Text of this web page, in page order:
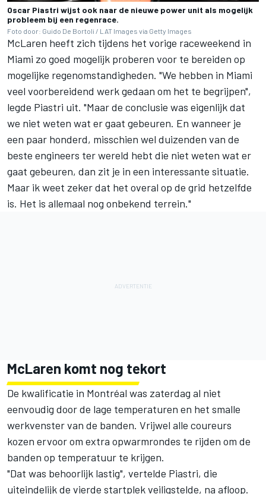
Oscar Piastri wijst ook naar de nieuwe power unit als mogelijk
probleem bij een regenrace.
Foto door: Guido De Bortoli / LAT Images via Getty Images
McLaren heeft zich tijdens het vorige raceweekend in
Miami zo goed mogelijk proberen voor te bereiden op
mogelijke regenomstandigheden. "We hebben in Miami
veel voorbereidend werk gedaan om het te begrijpen",
legde Piastri uit. "Maar de conclusie was eigenlijk dat
we niet weten wat er gaat gebeuren. En wanneer je
een paar honderd, misschien wel duizenden van de
beste engineers ter wereld hebt die niet weten wat er
gaat gebeuren, dan zit je in een interessante situatie.
Maar ik weet zeker dat het overal op de grid hetzelfde
is. Het is allemaal nog onbekend terrein."
McLaren komt nog tekort
De kwalificatie in Montréal was zaterdag al niet
eenvoudig door de lage temperaturen en het smalle
werkvenster van de banden. Vrijwel alle coureurs
kozen ervoor om extra opwarmrondes te rijden om de
banden op temperatuur te krijgen.
"Dat was behoorlijk lastig", vertelde Piastri, die
uiteindelijk de vierde startplek veiligstelde, na afloop.